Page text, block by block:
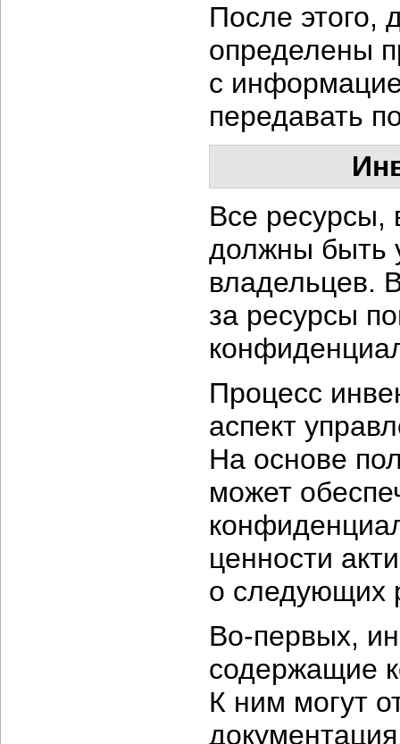
После этого,
определены
с
передавать
Все
должны быть
владельцев.
за ресурсы
Процесс
аспект
На основе
может
ценности
о следующих
Во-первых,
содержащие
К ним могут